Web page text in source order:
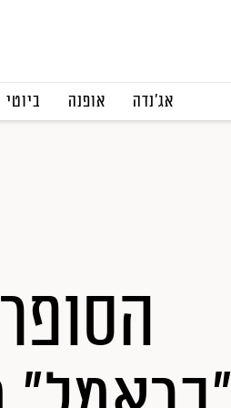
אג׳נדה אופנה ביוטי